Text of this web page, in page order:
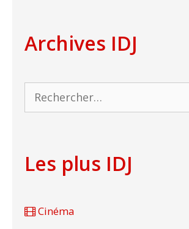
Archives IDJ
Rechercher :
Les plus IDJ
Cinéma